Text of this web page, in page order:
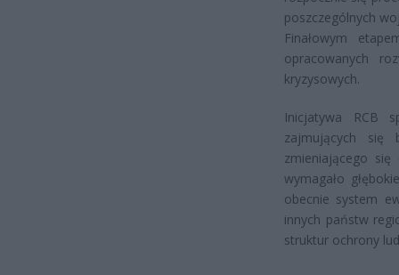
poszczególnych
Finałowym
opracowanych
kryzysowych.
Inicjatywa RCB
zajmujących się
zmieniającego
wymagało
obecnie system
innych państw
struktur ochrony